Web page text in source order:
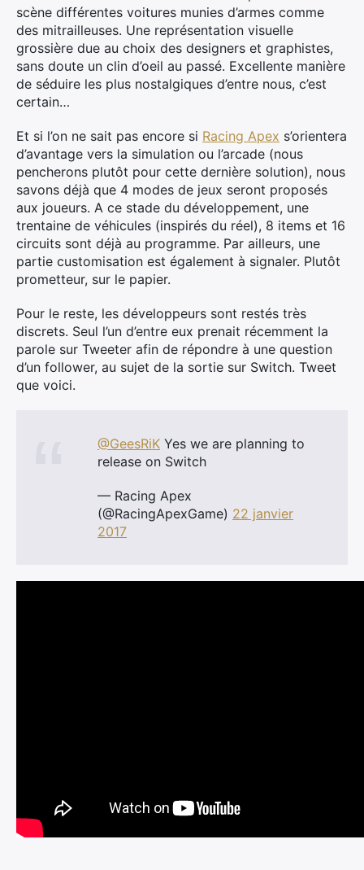
scène différentes voitures munies d’armes comme
des mitrailleuses. Une représentation visuelle
grossière due au choix des designers et graphistes,
sans doute un clin d’oeil au passé. Excellente manière
de séduire les plus nostalgiques d’entre nous, c’est
certain…
Et si l’on ne sait pas encore si Racing Apex s’orientera
d’avantage vers la simulation ou l’arcade (nous
pencherons plutôt pour cette dernière solution), nous
savons déjà que 4 modes de jeux seront proposés
aux joueurs. A ce stade du développement, une
trentaine de véhicules (inspirés du réel), 8 items et 16
circuits sont déjà au programme. Par ailleurs, une
partie customisation est également à signaler. Plutôt
prometteur, sur le papier.
Pour le reste, les développeurs sont restés très
discrets. Seul l’un d’entre eux prenait récemment la
parole sur Tweeter afin de répondre à une question
d’un follower, au sujet de la sortie sur Switch. Tweet
que voici.
@GeesRiK Yes we are planning to
release on Switch
— Racing Apex
(@RacingApexGame) 22 janvier
2017